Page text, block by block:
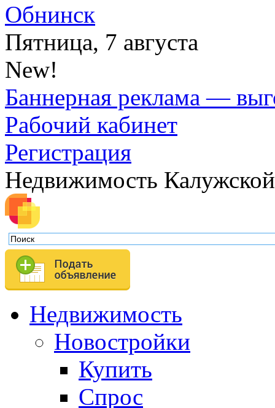
Обнинск
Пятница, 7 августа
New!
Баннерная реклама —
Рабочий кабинет
Регистрация
Недвижимость
Недвижимость
Новостройки
Купить
Спрос